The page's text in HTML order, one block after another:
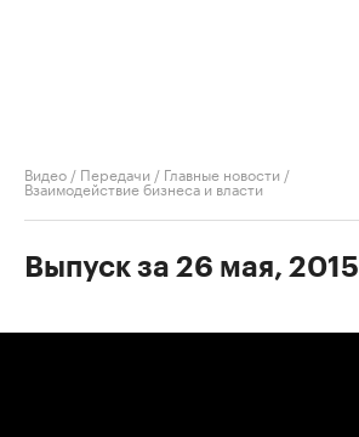
Видео / Передачи / Главные новости /
Взаимодействие бизнеса и власти
Выпуск за 26 мая, 2015